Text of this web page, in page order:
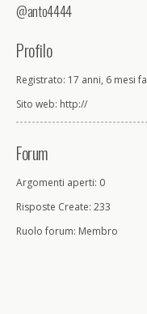
@anto4444
Profilo
Registrato: 17 anni, 6 mesi fa
Sito web: http://
Forum
Argomenti aperti: 0
Risposte Create: 233
Ruolo forum: Membro